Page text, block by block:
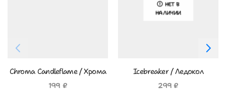
Chroma Candleflame / Хрома
Пламя Свечи
199 ₽
НЕТ В
НАЛИЧИИ
Icebreaker / Ледокол
299₽